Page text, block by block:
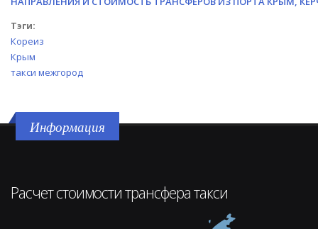
Тэги:
Кореиз
Крым
такси межгород
Информация
Расчет стоимости трансфера такси